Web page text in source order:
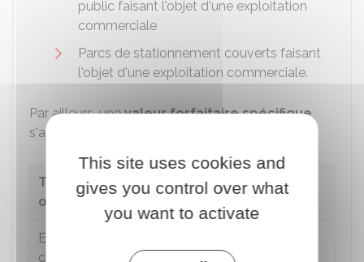
public faisant l'objet d'une exploitation
commerciale
Parcs de stationnement couverts faisant
l'objet d'une exploitation commerciale.
Par ailleurs, unevaleur forfaitaire spécifique
s'applique à certains aménagements.
Type d'aménagement
ou d'installation
Valeur
Emplacement de tente,
caravane et résidence
emplacement
This site uses cookies and
gives you control over what
you want to activate